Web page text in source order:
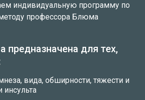
индивидуальную программу по
профессора Блюма
предназначена для тех,
вида, обширности, тяжести и
инсульта